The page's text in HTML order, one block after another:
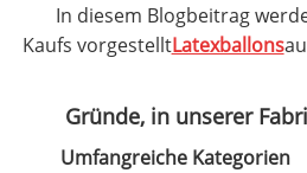
In diesem Blogbeitrag
Kaufs vorgestelltLatexballons
Gründe, in unserer
Umfangreiche Kategorien